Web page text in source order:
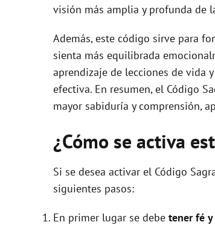
visión más amplia y profunda de
Además, este código sirve para
sienta más equilibrada
aprendizaje de lecciones de vida
efectiva. En resumen, el Código
mayor sabiduría y comprensión,
¿Cómo se activa
Si se desea activar el Código
siguientes pasos:
En primer lugar se debe tener fé